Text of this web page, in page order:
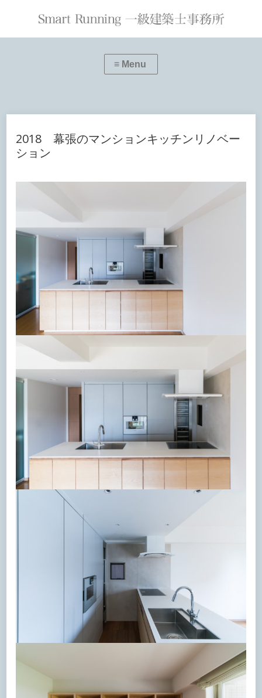
≡ Menu
2018 幕張のマンションキッチンリノベー
ション